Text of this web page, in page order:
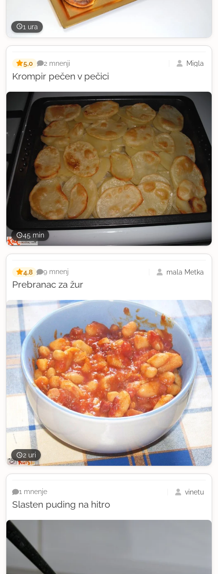
1 ura
45 min
Krompir pečen v pečici
5,0 2 mnenji Migla
2 uri
Prebranac za žur
4,8 9 mnenj mala Metka
Slasten puding na hitro
1 mnenje vinetu